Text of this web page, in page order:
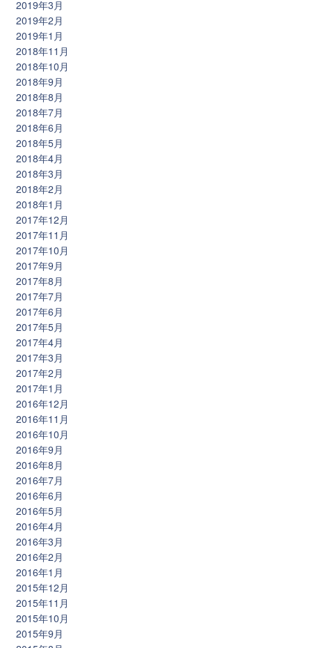
2019年3月
2019年2月
2019年1月
2018年11月
2018年10月
2018年9月
2018年8月
2018年7月
2018年6月
2018年5月
2018年4月
2018年3月
2018年2月
2018年1月
2017年12月
2017年11月
2017年10月
2017年9月
2017年8月
2017年7月
2017年6月
2017年5月
2017年4月
2017年3月
2017年2月
2017年1月
2016年12月
2016年11月
2016年10月
2016年9月
2016年8月
2016年7月
2016年6月
2016年5月
2016年4月
2016年3月
2016年2月
2016年1月
2015年12月
2015年11月
2015年10月
2015年9月